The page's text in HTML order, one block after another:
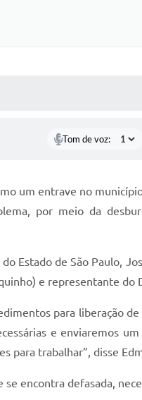
Tom de voz:
um entrave no
por meio da
Estado de São Paulo,
e representante
para liberação
e enviaremos
para trabalhar”, disse
encontra defasada,